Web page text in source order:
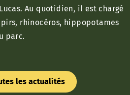
Au quotidien, il est chargé
rhinocéros, hippopotames
parc.
les actualités